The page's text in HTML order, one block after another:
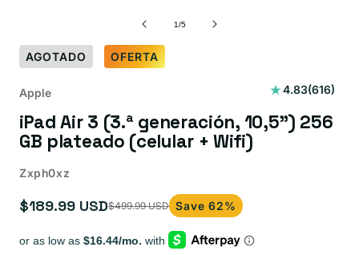
1/de
5
AGOTADO OFERTA
Apple 4.83(616)
616
totales
iPad Air 3 (3.ª generación, 10,5") 256
GB plateado (celular + Wifi)
Zxph0xz
Precio
oferta
$189.99 USD
Precio
$499.99 USD Save 62%